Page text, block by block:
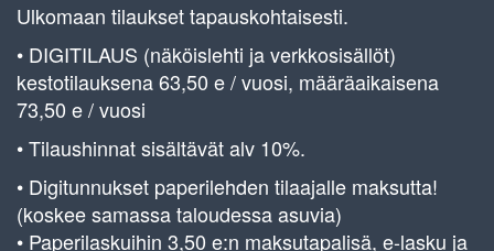
Ulkomaan tilaukset tapauskohtaisesti.
• DIGITILAUS (näköislehti ja verkkosisällöt)
kestotilauksena 63,50 e / vuosi, määräaikaisena
73,50 e / vuosi
• Tilaushinnat sisältävät alv 10%.
• Digitunnukset paperilehden tilaajalle maksutta!
(koskee samassa taloudessa asuvia)
• Paperilaskuihin 3,50 e:n maksutapalisä, e-lasku ja